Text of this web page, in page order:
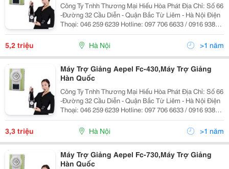
Công Ty Tnhh Thương Mại Hiếu Hòa Phát Địa Chỉ: Số 66
-Đường 32 Cầu Diễn - Quận Bắc Từ Liêm - Hà Nội Điện
Thoại: 046 259 6239 Hotline: 097 706 6633 / 0916 938
002 Mr Hiếu Web:dienmayhoaphat.com Email:
Dienmayhoaphat0109@Gmail.com Điện Máy Hòa Phát _
5,2 triệu Hà Nội >1 năm
Máy Trợ Giảng Aepel Fc-430,Máy Trợ Giảng
Hàn Quốc
Công Ty Tnhh Thương Mại Hiếu Hòa Phát Địa Chỉ: Số 66
-Đường 32 Cầu Diễn - Quận Bắc Từ Liêm - Hà Nội Điện
Thoại: 046 259 6239 Hotline: 097 706 6633 / 0916 938
002 Mr Hiếu Web:dienmayhoaphat.com Email:
Dienmayhoaphat0109@Gmail.com Điện Máy Hòa Phát _
3,3 triệu Hà Nội >1 năm
Máy Trợ Giảng Aepel Fc-730,Máy Trợ Giảng
Hàn Quốc